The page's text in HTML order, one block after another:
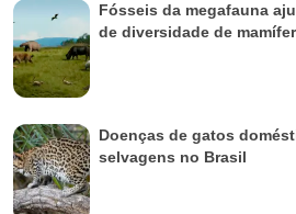
Fósseis da megafauna
de diversidade de
Doenças de gatos
selvagens no Brasil